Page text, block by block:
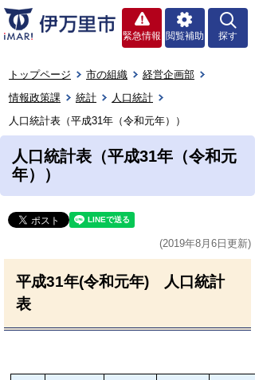
緊急情報 閲覧補助 探す
トップページ 市の組織
経営企画部
情報政策課
統計
人口統計
人口統計表（平成31年（令和元年））
人口統計表（平成31年（令和元
年））
(2019年8月6日更新)
平成31年(令和元年) 人口統計
表